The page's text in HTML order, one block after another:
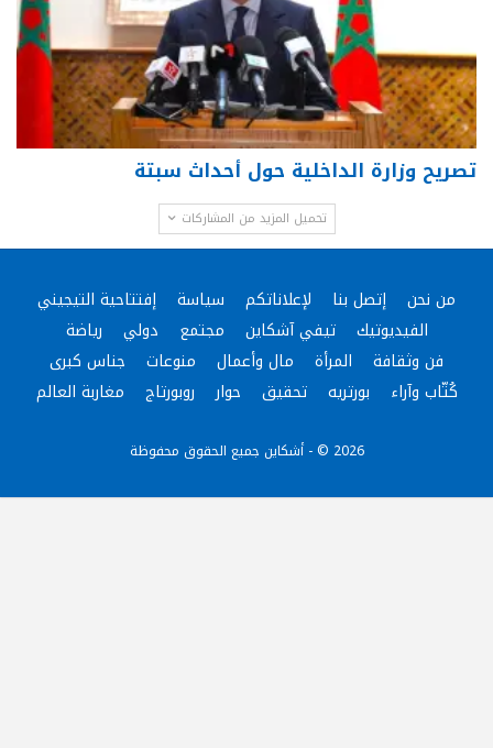
تصريح وزارة الداخلية حول أحداث سبتة
تحميل المزيد من المشاركات
من نحن إتصل بنا لإعلاناتكم سياسة
إفتتاحية التيجيني
الفيديوتيك
تيفي آشكاين مجتمع دولي
رياضة
فن وثقافة
المرأة مال وأعمال منوعات
جناس كبرى
كُتّاب وآراء
بورتريه تحقيق حوار روبورتاج مغاربة العالم
2026 © - أشكاين جميع الحقوق محفوظة